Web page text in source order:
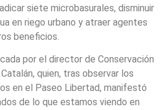
siete microbasurales, disminuir
en riego urbano y atraer agentes
beneficios.
por el director de Conservación
quien, tras observar los
en el Paseo Libertad, manifestó
de lo que estamos viendo en